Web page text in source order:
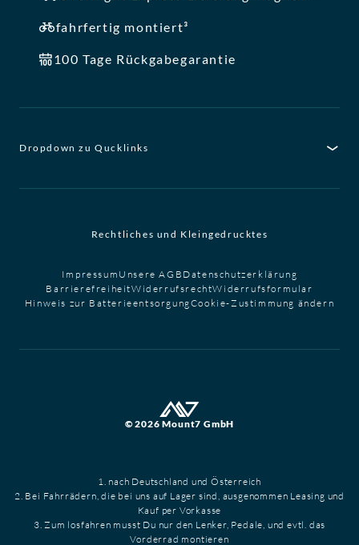
fahrfertig montiert³
100 Tage Rückgabegarantie
Dropdown zu Qucklinks
Rechtliches und Kleingedrucktes
Impressum Unsere AGB Datenschutzerklärung
BarrierefreiheitWiderrufsrechtWiderrufsformular
Hinweis zur BatterieentsorgungCookie-Zustimmung ändern
© 2026 Mount7 GmbH
1. nach Deutschland und Österreich
2. Bei Fahrrädern, die bei uns auf Lager sind, ausgenommen Leasing und
Kauf per Vorkasse
3. Zum losfahren musst Du nur den Lenker, Pedale, und evtl. das
Vorderrad montieren